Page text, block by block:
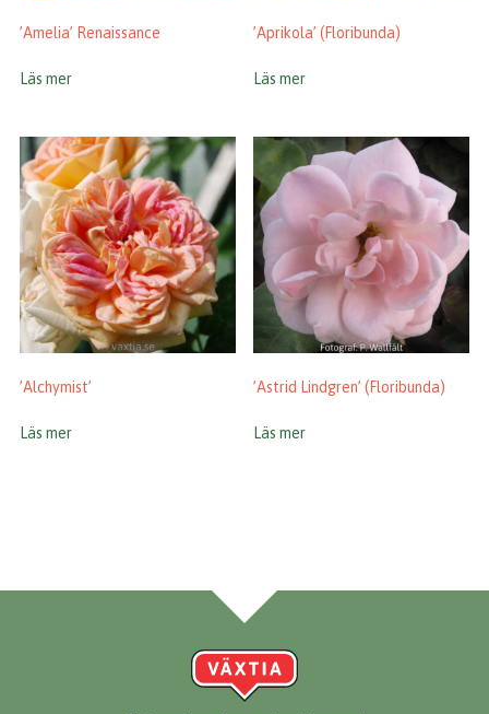
’Amelia’ Renaissance
Läs mer
’Aprikola’ (Floribunda)
Läs mer
’Alchymist’
Läs mer
’Astrid Lindgren’ (Floribunda)
Läs mer